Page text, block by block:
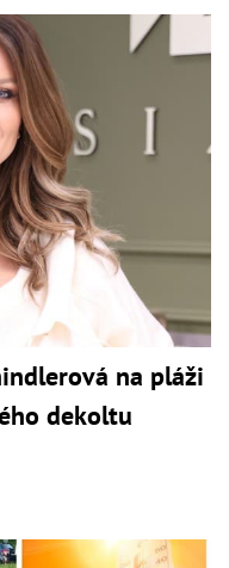
na pláži
dekoltu